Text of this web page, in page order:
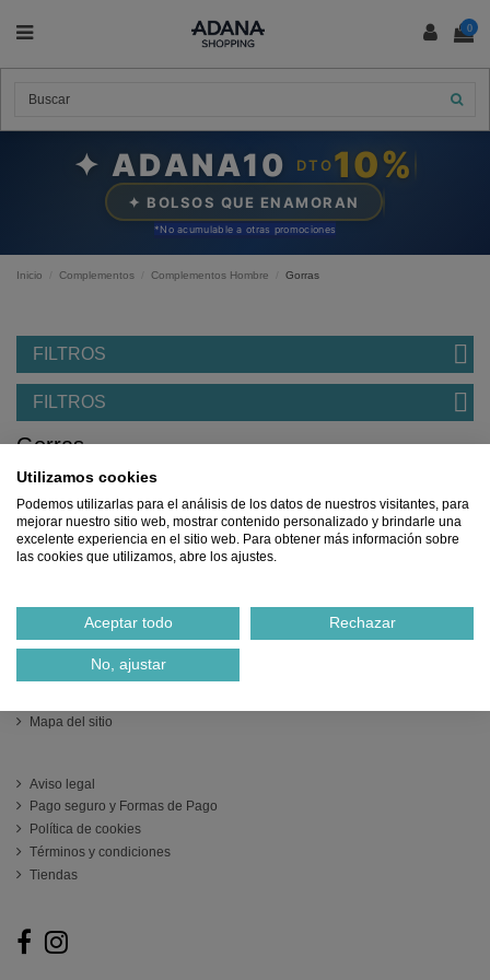
0
✦ ADANA10 DTO10%
✦ BOLSOS QUE ENAMORAN
*No acumulable a otras promociones
Inicio Complementos Complementos Hombre Gorras
Gorras
No hay productos.
FILTROS
FILTROS
Sobre nosotros
Mapa del sitio
Aviso legal
Pago seguro y Formas de Pago
Política de cookies
Términos y condiciones
Tiendas
Utilizamos cookies
Podemos utilizarlas para el análisis de los datos de nuestros visitantes, para
mejorar nuestro sitio web, mostrar contenido personalizado y brindarle una
excelente experiencia en el sitio web. Para obtener más información sobre
las cookies que utilizamos, abre los ajustes.
Aceptar todo Rechazar
No, ajustar